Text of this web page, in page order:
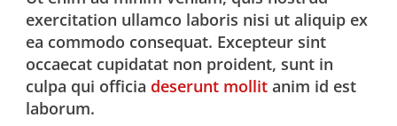
exercitation ullamco laboris nisi ut aliquip ex
ea commodo consequat. Excepteur sint
occaecat cupidatat non proident, sunt in
culpa qui officia deserunt mollit anim id est
laborum.